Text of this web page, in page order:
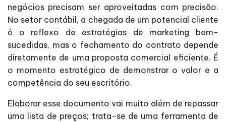
negócios precisam ser aproveitadas com precisão.
No setor contábil, a chegada de um potencial cliente
é o reflexo de estratégias de marketing bem-
sucedidas, mas o fechamento do contrato depende
diretamente de uma proposta comercial eficiente. É
o momento estratégico de demonstrar o valor e a
competência do seu escritório.
Elaborar esse documento vai muito além de repassar
uma lista de preços; trata-se de uma ferramenta de